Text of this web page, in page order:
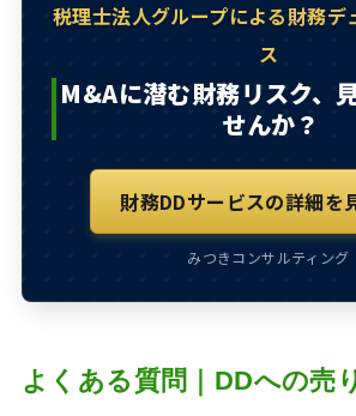
税理士法人グループによる財務デ
ス
M&Aに潜む財務リスク、
せんか？
財務DDサービスの詳細を
みつきコンサルティング
よくある質問｜DDへの売